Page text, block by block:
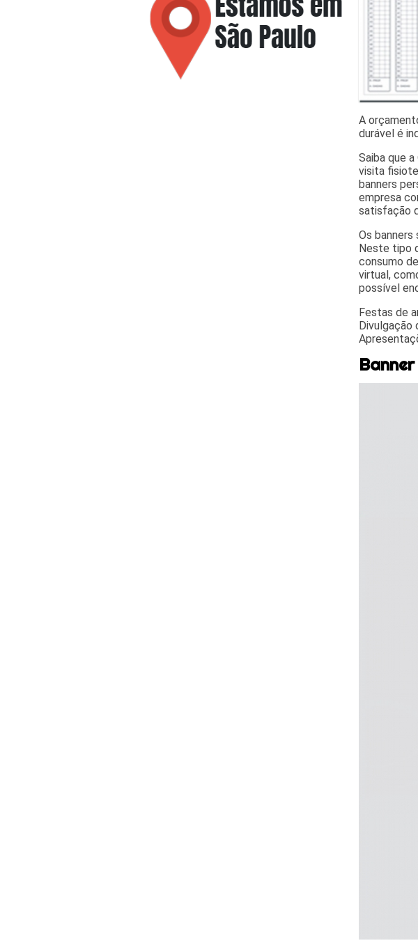
A
durável é
Saiba que
visita
banners
empresa
satisfação
Os
Neste tipo
consumo
virtual,
possível
Festas de
Divulgação